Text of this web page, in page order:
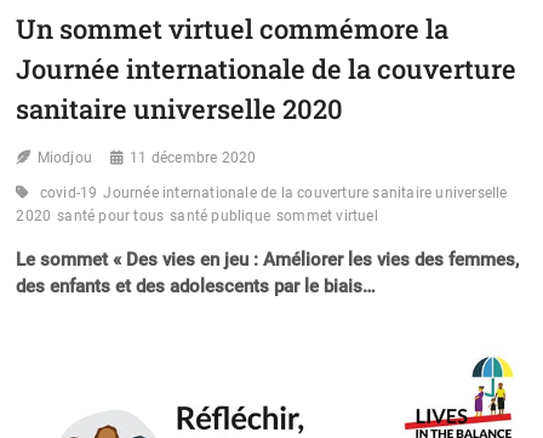
Un sommet virtuel commémore la
Journée internationale de la couverture
sanitaire universelle 2020
Miodjou 11 décembre 2020
covid-19 Journée internationale de la couverture sanitaire universelle
2020 santé pour tous santé publique sommet virtuel
Le sommet « Des vies en jeu : Améliorer les vies des femmes,
des enfants et des adolescents par le biais…